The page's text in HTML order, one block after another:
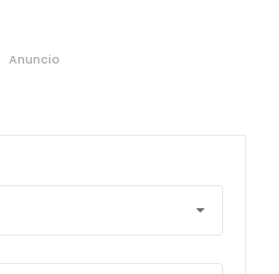
Anuncio